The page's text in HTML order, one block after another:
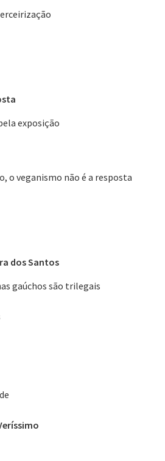
exposição
o veganismo não é a resposta
dos Santos
gaúchos são trilegais